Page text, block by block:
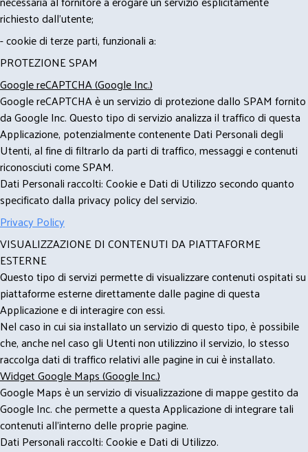
richiesto dall'utente;
- cookie di terze parti, funzionali a:
PROTEZIONE SPAM
Google reCAPTCHA (Google Inc.)
Google reCAPTCHA è un servizio di protezione dallo SPAM fornito
da Google Inc. Questo tipo di servizio analizza il traffico di questa
Applicazione, potenzialmente contenente Dati Personali degli
Utenti, al fine di filtrarlo da parti di traffico, messaggi e contenuti
riconosciuti come SPAM.
Dati Personali raccolti: Cookie e Dati di Utilizzo secondo quanto
specificato dalla privacy policy del servizio.
Privacy Policy
VISUALIZZAZIONE DI CONTENUTI DA PIATTAFORME
ESTERNE
Questo tipo di servizi permette di visualizzare contenuti ospitati su
piattaforme esterne direttamente dalle pagine di questa
Applicazione e di interagire con essi.
Nel caso in cui sia installato un servizio di questo tipo, è possibile
che, anche nel caso gli Utenti non utilizzino il servizio, lo stesso
raccolga dati di traffico relativi alle pagine in cui è installato.
Widget Google Maps (Google Inc.)
Google Maps è un servizio di visualizzazione di mappe gestito da
Google Inc. che permette a questa Applicazione di integrare tali
contenuti all'interno delle proprie pagine.
Dati Personali raccolti: Cookie e Dati di Utilizzo.